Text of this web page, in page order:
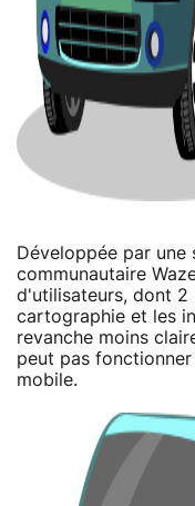
Développée par
communautaire
d'utilisateurs, dont 2
cartographie et les
revanche moins
peut pas fonctionner
mobile.